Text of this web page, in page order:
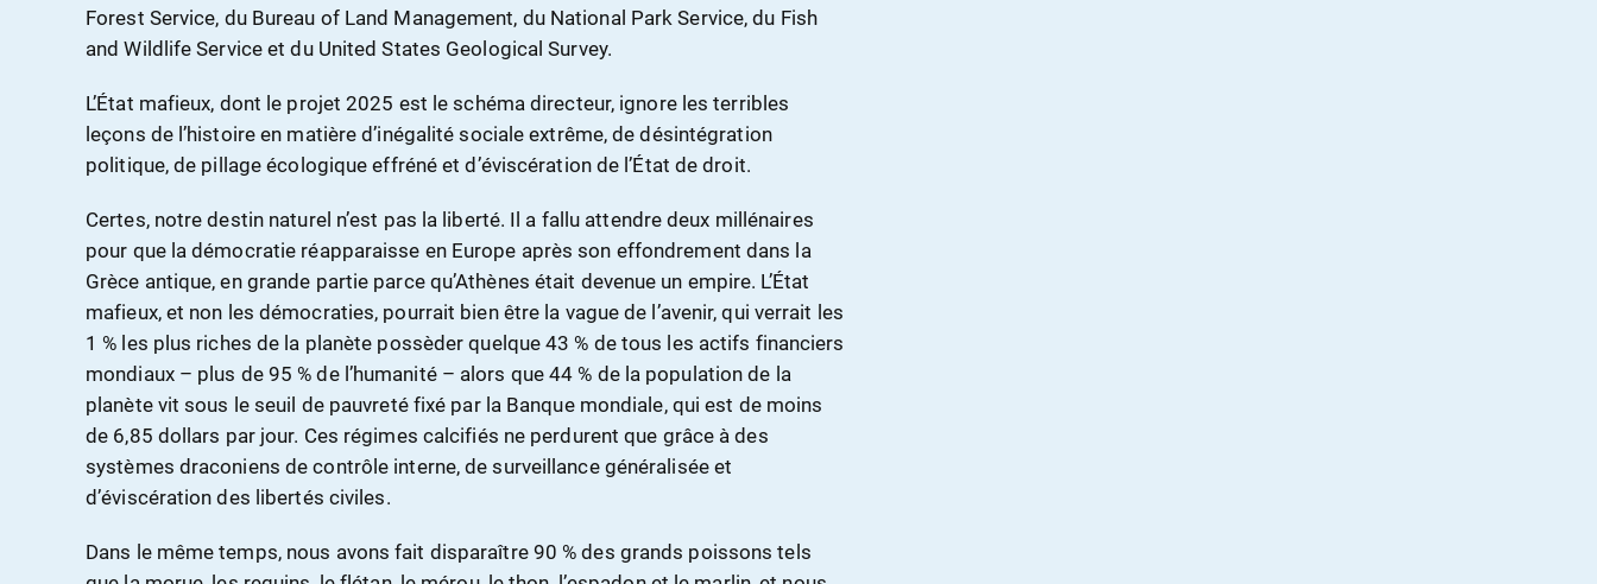
Forest Service, du Bureau of Land Management, du National Park Service, du Fish
and Wildlife Service et du United States Geological Survey.
L’État mafieux, dont le projet 2025 est le schéma directeur, ignore les terribles
leçons de l’histoire en matière d’inégalité sociale extrême, de désintégration
politique, de pillage écologique effréné et d’éviscération de l’État de droit.
Certes, notre destin naturel n’est pas la liberté. Il a fallu attendre deux millénaires
pour que la démocratie réapparaisse en Europe après son effondrement dans la
Grèce antique, en grande partie parce qu’Athènes était devenue un empire. L’État
mafieux, et non les démocraties, pourrait bien être la vague de l’avenir, qui verrait les
1 % les plus riches de la planète possèder quelque 43 % de tous les actifs financiers
mondiaux – plus de 95 % de l’humanité – alors que 44 % de la population de la
planète vit sous le seuil de pauvreté fixé par la Banque mondiale, qui est de moins
de 6,85 dollars par jour. Ces régimes calcifiés ne perdurent que grâce à des
systèmes draconiens de contrôle interne, de surveillance généralisée et
d’éviscération des libertés civiles.
Dans le même temps, nous avons fait disparaître 90 % des grands poissons tels